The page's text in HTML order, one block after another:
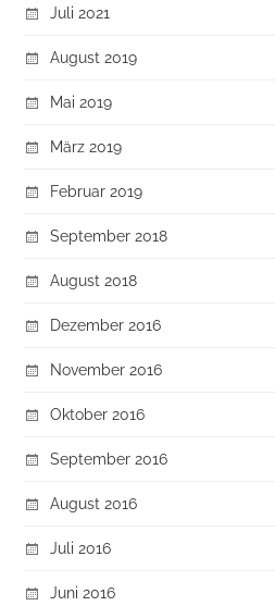
Juli 2021
August 2019
Mai 2019
März 2019
Februar 2019
September 2018
August 2018
Dezember 2016
November 2016
Oktober 2016
September 2016
August 2016
Juli 2016
Juni 2016